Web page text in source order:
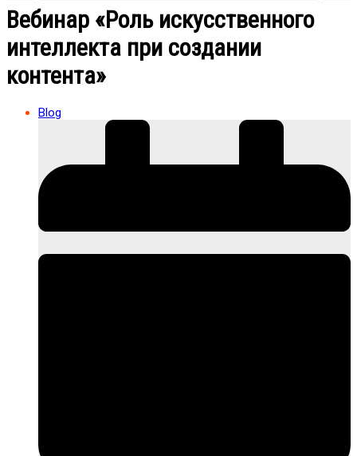
Вебинар «Роль искусственного
интеллекта при создании
контента»
Blog